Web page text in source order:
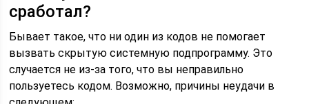
сработал?
Бывает такое, что ни один из кодов не помогает
вызвать скрытую системную подпрограмму. Это
случается не из-за того, что вы неправильно
пользуетесь кодом. Возможно, причины неудачи в